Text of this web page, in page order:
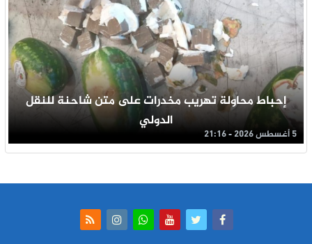
إحباط محاولة تهريب مخدرات على متن شاحنة للنقل
الدولي
5 أغسطس 2026 - 21:16